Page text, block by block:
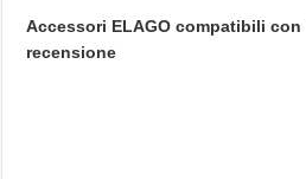
Accessori ELAGO compatibili con
recensione